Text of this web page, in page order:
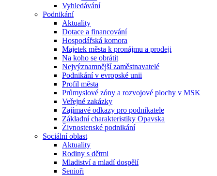
Vyhledávání
Podnikání
Aktuality
Dotace a financování
Hospodářská komora
Majetek města k pronájmu a prodeji
Na koho se obrátit
Nejvýznamnější zaměstnavatelé
Podnikání v evropské unii
Profil města
Průmyslové zóny a rozvojové plochy v MSK
Veřejné zakázky
Zajímavé odkazy pro podnikatele
Základní charakteristiky Opavska
Živnostenské podnikání
Sociální oblast
Aktuality
Rodiny s dětmi
Mladiství a mladí dospělí
Senioři